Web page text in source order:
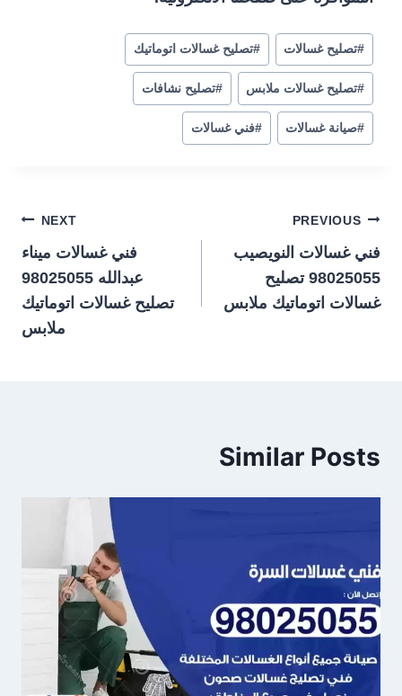
#تصليح غسالات #تصليح غسالات اتوماتيك
#تصليح غسالات ملابس #تصليح نشافات
#صيانة غسالات #فني غسالات
تصفّح
المقالات
PREVIOUS
فني غسالات النويصيب
98025055 تصليح
غسالات اتوماتيك ملابس
NEXT
فني غسالات ميناء
عبدالله 98025055
تصليح غسالات اتوماتيك
ملابس
Similar Posts